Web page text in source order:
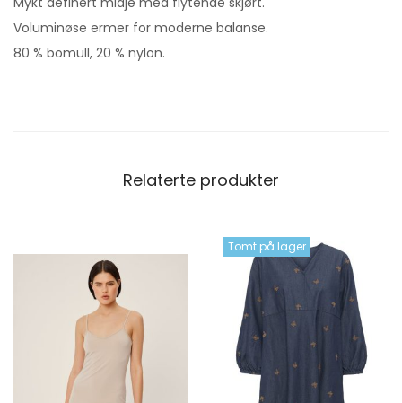
Voluminøse ermer for moderne balanse.
80 % bomull, 20 % nylon.
Relaterte produkter
Tomt på lager